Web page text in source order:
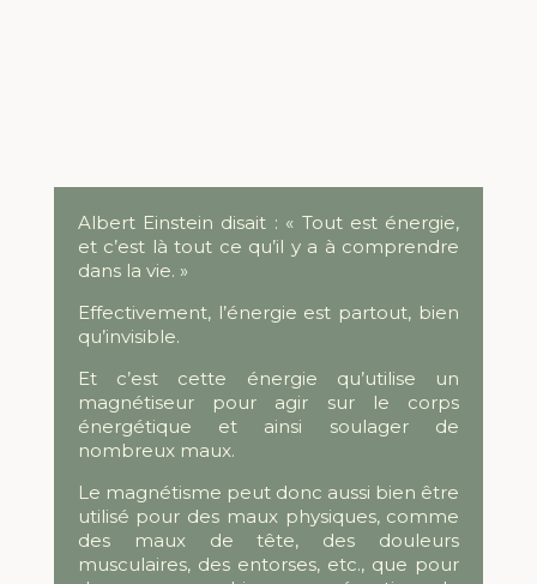
Albert Einstein disait : « Tout est énergie,
et c’est là tout ce qu’il y a à comprendre
dans la vie. »
Effectivement, l’énergie est partout, bien
qu’invisible.
Et c’est cette énergie qu’utilise un
magnétiseurpour agir sur le corps
énergétique et ainsi soulager de
nombreux maux.
Le magnétisme peut donc aussi bien être
utilisé pour des maux physiques, comme
des maux de tête, des douleurs
musculaires, des entorses, etc., que pour